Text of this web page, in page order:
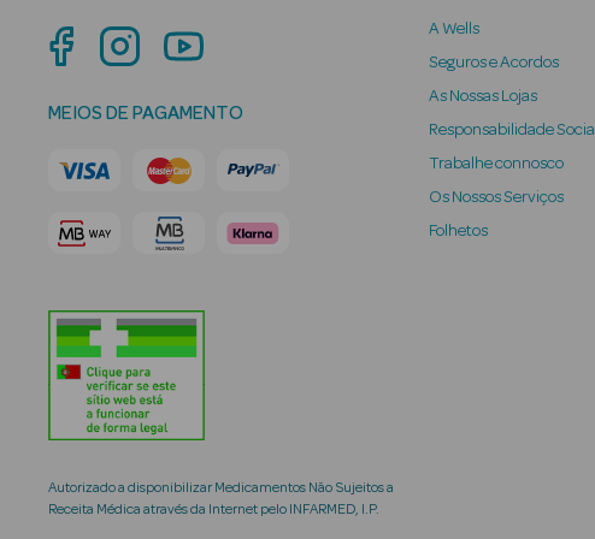
MEIOS DE PAGAMENTO
Autorizado a disponibilizar Medicamentos Não Sujeitos a
Receita Médica através da Internet pelo INFARMED, I.P.
A Wells
Seguros e Acordos
As Nossas Lojas
Responsabilidade Social
Trabalhe connosco
Os Nossos Serviços
Folhetos